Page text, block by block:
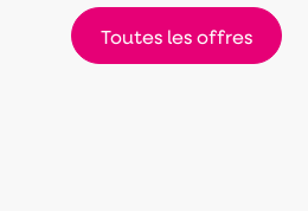
Toutes les offres